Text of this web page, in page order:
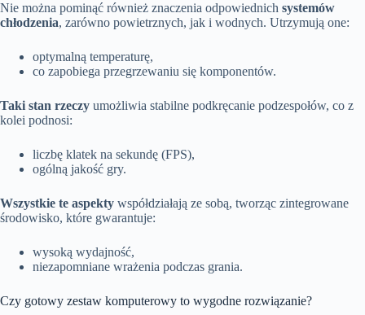
Nie można pominąć również znaczenia odpowiednich systemów
chłodzenia, zarówno powietrznych, jak i wodnych. Utrzymują one:
optymalną temperaturę,
co zapobiega przegrzewaniu się komponentów.
Taki stan rzeczy umożliwia stabilne podkręcanie podzespołów, co z
kolei podnosi:
liczbę klatek na sekundę (FPS),
ogólną jakość gry.
Wszystkie te aspekty współdziałają ze sobą, tworząc zintegrowane
środowisko, które gwarantuje:
wysoką wydajność,
niezapomniane wrażenia podczas grania.
Czy gotowy zestaw komputerowy to wygodne rozwiązanie?